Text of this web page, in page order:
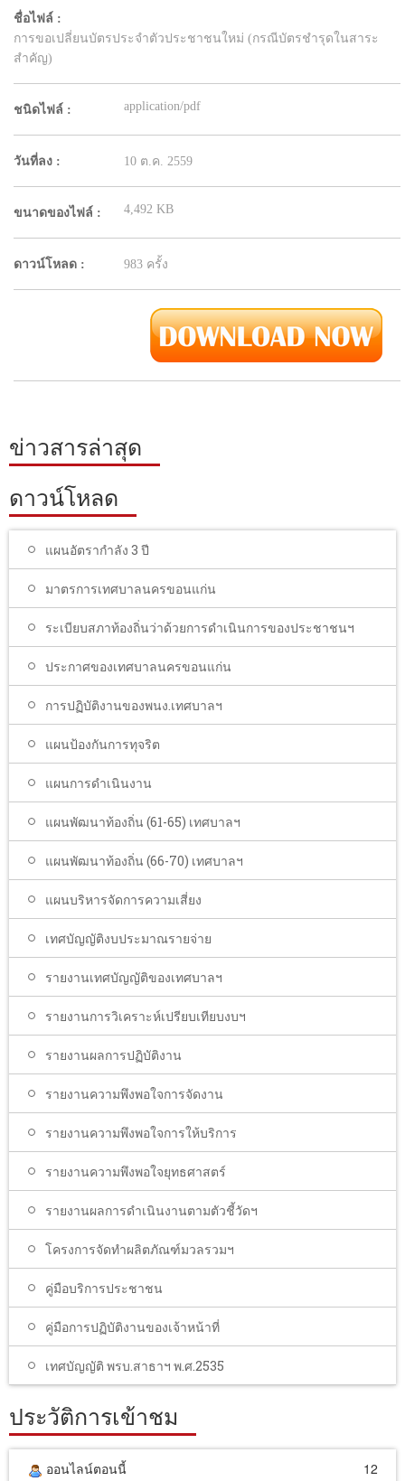
ชื่อไฟล์ :
การขอเปลี่ยนบัตรประจำตัวประชาชนใหม่ (กรณีบัตรชำรุดในสาระ
สำคัญ)
ชนิดไฟล์ : application/pdf
วันที่ลง : 10 ต.ค. 2559
ขนาดของไฟล์ : 4,492 KB
ดาวน์โหลด : 983 ครั้ง
ข่าวสารล่าสุด
ดาวน์โหลด
แผนอัตรากำลัง 3 ปี
มาตรการเทศบาลนครขอนแก่น
ระเบียบสภาท้องถิ่นว่าด้วยการดำเนินการของประชาชนฯ
ประกาศของเทศบาลนครขอนแก่น
การปฏิบัติงานของพนง.เทศบาลฯ
แผนป้องกันการทุจริต
แผนการดำเนินงาน
แผนพัฒนาท้องถิ่น (61-65) เทศบาลฯ
แผนพัฒนาท้องถิ่น (66-70) เทศบาลฯ
แผนบริหารจัดการความเสี่ยง
เทศบัญญัติงบประมาณรายจ่าย
รายงานเทศบัญญัติของเทศบาลฯ
รายงานการวิเคราะห์เปรียบเทียบงบฯ
รายงานผลการปฏิบัติงาน
รายงานความพึงพอใจการจัดงาน
รายงานความพึงพอใจการให้บริการ
รายงานความพึงพอใจยุทธศาสตร์
รายงานผลการดำเนินงานตามตัวชี้วัดฯ
โครงการจัดทำผลิตภัณฑ์มวลรวมฯ
คู่มือบริการประชาชน
คู่มือการปฏิบัติงานของเจ้าหน้าที่
เทศบัญญัติ พรบ.สาธาฯ พ.ศ.2535
ประวัติการเข้าชม
ออนไลน์ตอนนี้ 12